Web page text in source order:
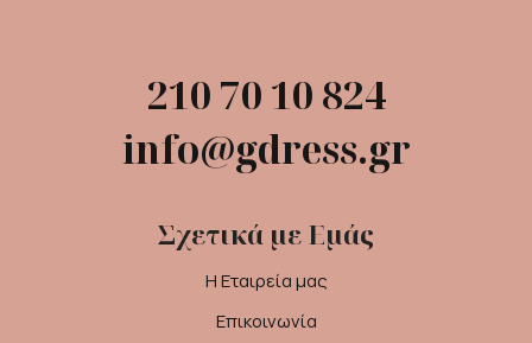
210 70 10 824
info@gdress.gr
Σχετικά με Εμάς
Η Εταιρεία μας
Επικοινωνία